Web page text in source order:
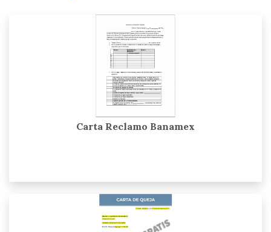
Carta Reclamo Banamex